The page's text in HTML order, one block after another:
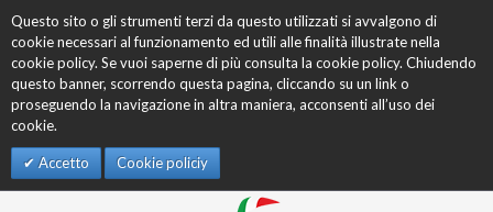
Questo sito o gli strumenti terzi da questo utilizzati si avvalgono di
cookie necessari al funzionamento ed utili alle finalità illustrate nella
cookie policy. Se vuoi saperne di più consulta la cookie policy. Chiudendo
questo banner, scorrendo questa pagina, cliccando su un link o
proseguendo la navigazione in altra maniera, acconsenti all’uso dei
cookie.
Accetto Cookie policiy